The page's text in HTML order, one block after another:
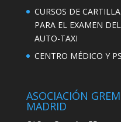
CURSOS DE
PARA EL EXAMEN
AUTO-TAXI
CENTRO MÉDICO Y
ASOCIACIÓN
MADRID